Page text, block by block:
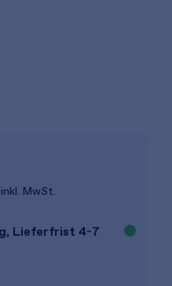
inkl. MwSt.
Lieferfrist 4-7